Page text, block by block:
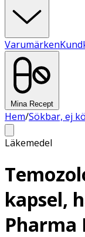
Varumärken
Mina Recept
Hem/Sökbar, ej
Läkemedel
kapsel,
Pharma